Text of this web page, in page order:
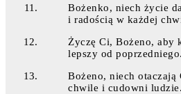
Bożenko, niech życie
i radością w każdej
Życzę Ci, Bożeno, aby
lepszy od poprzedniego.
Bożeno, niech otaczają
chwile i cudowni ludzie.